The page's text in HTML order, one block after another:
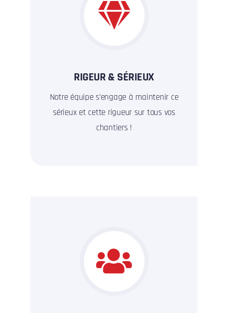
RIGEUR & SÉRIEUX
Notre équipe s’engage à maintenir ce
sérieux et cette rigueur sur tous vos
chantiers !